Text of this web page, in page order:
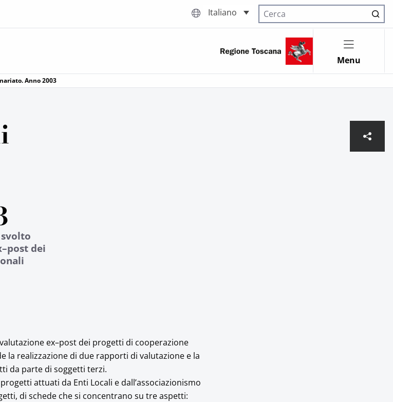
Italiano
Cerca nel sito
Menu
Anno 2003
dei
ex–post dei progetti di cooperazione
la realizzazione di due rapporti di valutazione e la
da parte di soggetti terzi.
attuati da Enti Locali e dall’associazionismo
di schede che si concentrano su tre aspetti: